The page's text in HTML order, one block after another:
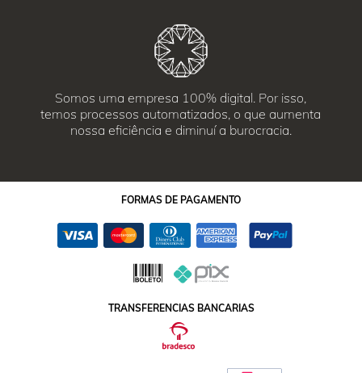
Somos uma empresa 100% digital. Por isso,
temos processos automatizados, o que aumenta
nossa eficiência e diminuí a burocracia.
FORMAS DE PAGAMENTO
TRANSFERENCIAS BANCARIAS